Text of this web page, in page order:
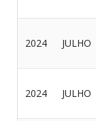
2024 JULHO
2024 JULHO